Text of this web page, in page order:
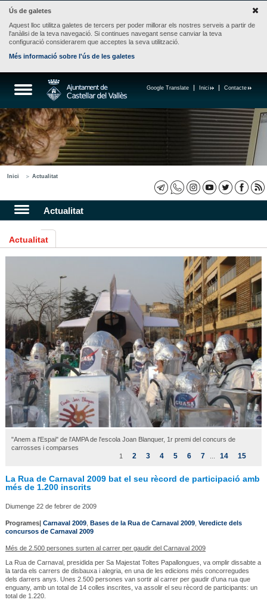
Ús de galetes
Aquest lloc utilitza galetes de tercers per poder millorar els nostres serveis a partir de
l'anàlisi de la teva navegació. Si continues navegant sense canviar la teva
configuració considerarem que acceptes la seva utilització.
Més informació sobre l'ús de les galetes
Contacte
Inici
Google Translate
Inici Actualitat
Actualitat
Actualitat
"Anem a l'Espai" de l'AMPA de l'escola Joan Blanquer, 1r premi del concurs de
carrosses i comparses
1
2 3 4 5 6 7 14 15
La Rua de Carnaval 2009 bat el seu rècord de participació amb
més de 1.200 inscrits
Diumenge 22 de febrer de 2009
Programes| Carnaval 2009, Bases de la Rua de Carnaval 2009, Veredicte dels
concursos de Carnaval 2009
Més de 2.500 persones surten al carrer per gaudir del Carnaval 2009
La Rua de Carnaval, presidida per Sa Majestat Toltes Papallongues, va omplir dissabte a
la tarda els carrers de disbauxa i alegria, en una de les edicions més concorregudes
dels darrers anys. Unes 2.500 persones van sortir al carrer per gaudir d’una rua que
enguany, amb un total de 14 colles inscrites, va assolir el seu rècord de participants: un
total de 1.220.